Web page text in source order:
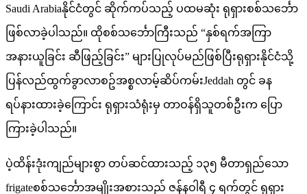
Saudi Arabiaနိုင်ငံတွင် ဆိုက်ကပ်သည့် ပထမဆုံး ရုရှားစစ်သင်္ဘော
ဖြစ်လာခဲ့ပါသည်။ ထိုစစ်သင်္ဘောကြီးသည် “နှစ်ရက်အကြာ
အနားယူခြင်း ဆီဖြည့်ခြင်း” များပြုလုပ်မည်ဖြစ်ပြီးရုရှားနိုင်ငံသို့
ပြန်လည်ထွက်ခွာလာစဥ်အစ္စလာမ့်ဆိပ်ကမ်းJeddah တွင် ခန
ရပ်နားထားခဲ့ကြောင်း ရုရှားသံရုံးမှ တာဝန်ရှိသူတစ်ဦးက ပြော
ကြားခဲ့ပါသည်။
ပဲ့ထိန်းဒုံးကျည်များစွာ တပ်ဆင်ထားသည့် ၁၃၅ မီတာရှည်သော
frigateစစ်သင်္ဘောအမျိုးအစားသည် ဇန်နဝါရီ ၄ ရက်တွင် ရုရှား